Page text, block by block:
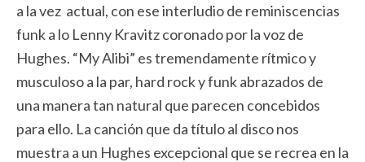
a la vez actual, con ese interludio de reminiscencias
funk a lo Lenny Kravitz coronado por la voz de
Hughes. “My Alibi” es tremendamente rítmico y
musculoso a la par, hard rock y funk abrazados de
una manera tan natural que parecen concebidos
para ello. La canción que da título al disco nos
muestra a un Hughes excepcional que se recrea en la